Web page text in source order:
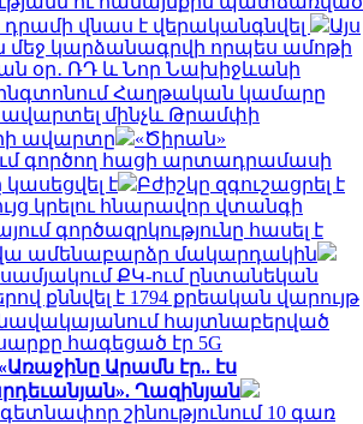
դրամի վնաս է վերականգնվել
Այս
մեջ կարձանագրվի որպես ամոթի
օր․ ՌԴ և Նոր Նախիջևանի
Հաղթական կամարը
մինչև Թրամփի
ավարտը
«Ծիրան»
գործող հացի արտադրամասի
կասեցվել է
Բժիշկը զգուշացրել է
կրելու հնարավոր վտանգի
գործազրկությունը հասել է
ամենաբարձր մակարդակին
ՔԿ-ում ընտանեկան
քննվել է 1794 քրեական վարույթ
հայտնաբերված
հագեցած էր 5G
«Առաջինը Արամն էր.. էս
Ղազինյան
շինությունում 10 գառ